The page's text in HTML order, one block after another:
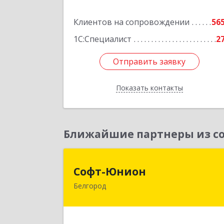
Клиентов на сопровождении
1С:Специалист
Отправить заявку
Показать контакты
Отправить заявку
Назад
Ближайшие партнеры из
Софт-Юнион
Белгород
308014, Белгородская обл, Белгород г,